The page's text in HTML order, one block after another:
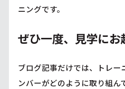
ニングです。
ぜひ一度、見学にお
ブログ記事だけでは、トレー
ンバーがどのように取り組ん